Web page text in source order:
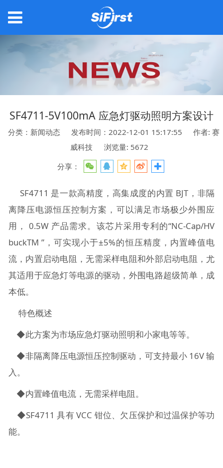
SF4711-5V100mA 应急灯驱动照明方案设计
分类：新闻动态 发布时间：2022-12-01 15:17:55
作者: 赛
威科技
浏览量: 5672
分享：
SF4711 是一款高精度，高集成度的内置 BJT，非隔
离降压电源恒压控制方案，可以满足市场极少外围应
用， 0.5W 产品需求。该芯片采用专利的“NC-Cap/HV
buckTM ”，可实现小于±5%的恒压精度，内置峰值电
流，内置启动电阻，无需采样电阻和外部启动电阻，尤
其适用于应急灯等电源的驱动，外围电路超级简单，成
本低。
特色概述
◆此方案为市场应急灯驱动照明和小家电等等。
◆非隔离降压电源恒压控制驱动，可支持最小 16V 输
入。
◆内置峰值电流，无需采样电阻。
◆SF4711 具有 VCC 钳位、欠压保护和过温保护等功
能。